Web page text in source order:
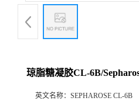
琼脂糖凝胶CL-6B/
英文名称： SEPHAROSE CL-6B